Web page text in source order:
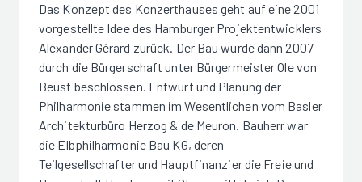
Das Konzept des Konzerthauses geht auf eine 2001
vorgestellte Idee des Hamburger Projektentwicklers
Alexander Gérard zurück. Der Bau wurde dann 2007
durch die Bürgerschaft unter Bürgermeister Ole von
Beust beschlossen. Entwurf und Planung der
Philharmonie stammen im Wesentlichen vom Basler
Architekturbüro Herzog & de Meuron. Bauherr war
die Elbphilharmonie Bau KG, deren
Teilgesellschafter und Hauptfinanzier die Freie und